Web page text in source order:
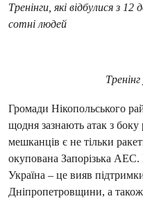
Тренінги, які відбулися з
сотні людей
Громади Нікопольського
щодня зазнають атак з боку
мешканців є не тільки
окупована Запорізька АЕС.
Україна – це вияв
Дніпропетровщини, а також